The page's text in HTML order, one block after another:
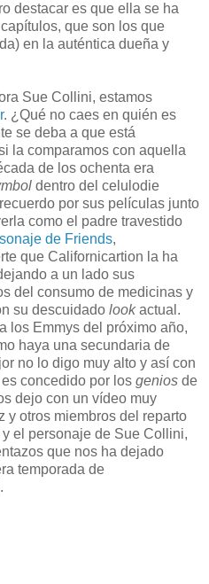
destacar es que ella se ha
que son los que
en la auténtica dueña y
Sue Collini, estamos
. ¿Qué no caes en quién es
se deba a que está
la comparamos con aquella
de los ochenta era
dentro del celulodie
por sus películas junto
como el padre travestido
de Friends,
que Californicartion la ha
a un lado sus
del consumo de medicinas y
su descuidado lookactual.
los Emmys del próximo año,
haya una secundaria de
no lo digo muy alto y así con
concedido por los genios de
dejo con un vídeo muy
y otros miembros del reparto
el personaje de Sue Collini,
que nos ha dejado
temporada de